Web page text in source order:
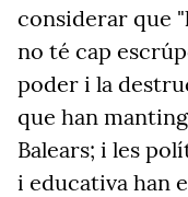
considerar que
no té cap
poder i la
que han
Balears; i les
i educativa han